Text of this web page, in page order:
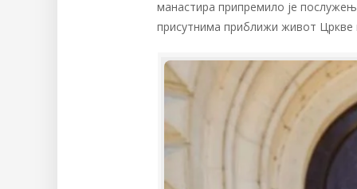
манастира припремило је
присутнима приближи живот Цркве